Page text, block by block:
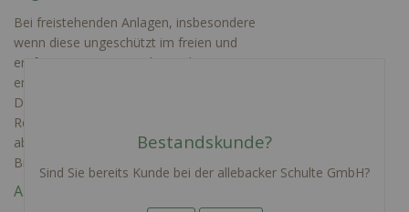
Bei freistehenden Anlagen, insbesondere
wenn diese ungeschützt im freien und
entfernt von Hauswänden stehen,
empfehlen wir einen Regenabweiser.
Dieser eignet sich insbesondere dafür
Regenwasser von der Anlage gezielt
abzuleiten und so den Korpus sowie die
Briefkästen zu schützen.
Auswahl der Farben
Bestandskunde?
Sind Sie bereits Kunde bei der allebacker Schulte GmbH?